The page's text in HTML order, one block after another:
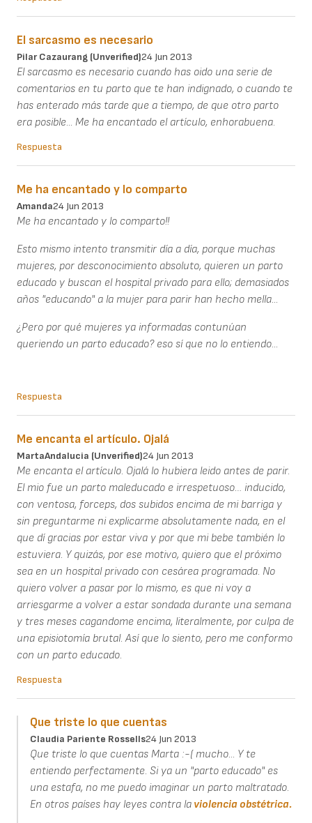
El sarcasmo es necesario
Pilar Cazaurang (unverified)24 Jun 2013
El sarcasmo es necesario cuando has oido una serie de
comentarios en tu parto que te han indignado, o cuando te
has enterado más tarde que a tiempo, de que otro parto
era posible... Me ha encantado el artículo, enhorabuena.
Respuesta
Me ha encantado y lo comparto
Amanda24 Jun 2013
Me ha encantado y lo comparto!!
Esto mismo intento transmitir día a día, porque muchas
mujeres, por desconocimiento absoluto, quieren un parto
educado y buscan el hospital privado para ello; demasiados
años "educando" a la mujer para parir han hecho mella...
¿Pero por qué mujeres ya informadas contunúan
queriendo un parto educado? eso sí que no lo entiendo...
Respuesta
Me encanta el artículo. Ojalá
MartaAndalucia (unverified)24 Jun 2013
Me encanta el artículo. Ojalá lo hubiera leido antes de parir.
El mio fue un parto maleducado e irrespetuoso… inducido,
con ventosa, forceps, dos subidos encima de mi barriga y
sin preguntarme ni explicarme absolutamente nada, en el
que dí gracias por estar viva y por que mi bebe también lo
estuviera. Y quizás, por ese motivo, quiero que el próximo
sea en un hospital privado con cesárea programada. No
quiero volver a pasar por lo mismo, es que ni voy a
arriesgarme a volver a estar sondada durante una semana
y tres meses cagandome encima, literalmente, por culpa de
una episiotomía brutal. Así que lo siento, pero me conformo
con un parto educado.
Respuesta
Que triste lo que cuentas
Claudia Pariente Rossells24 Jun 2013
Que triste lo que cuentas Marta :-( mucho... Y te
entiendo perfectamente. Si ya un "parto educado" es
una estafa, no me puedo imaginar un parto maltratado.
En otros países hay leyes contra laviolencia obstétrica.